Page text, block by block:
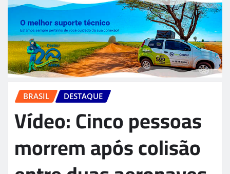
BRASIL DESTAQUE
Vídeo: Cinco pessoas
morrem após colisão